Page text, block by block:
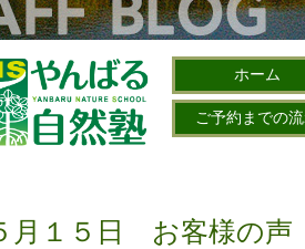
ホーム
ご予約までの
月１５日 お客様の声